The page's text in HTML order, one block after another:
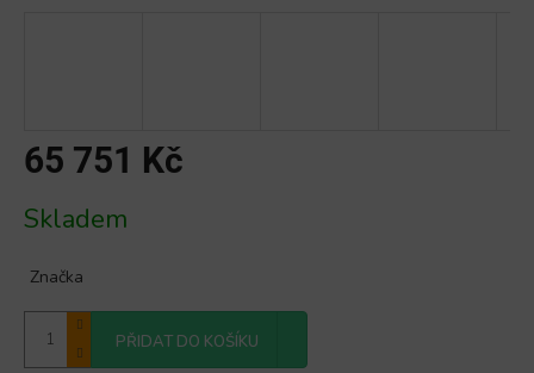
65 751 Kč
cena:
Skladem
Značka
PŘIDAT DO KOŠÍKU